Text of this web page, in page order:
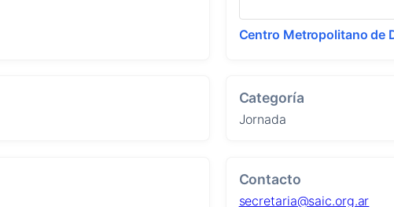
Centro Metropolitano de
Categoría
Jornada
Contacto
secretaria@saic.org.ar